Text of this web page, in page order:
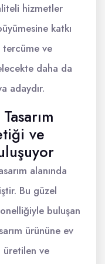
hizmetler
katkı
tercüme ve
daha da
adaydır.
ve
alanında
Bu güzel
buluşan
ürününe ev
üretilen ve